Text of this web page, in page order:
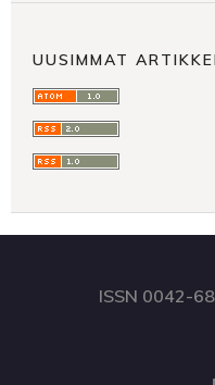
UUSIMMAT
ISSN 0042-